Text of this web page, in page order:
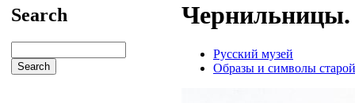
Search
Русский музей
Образы и символы